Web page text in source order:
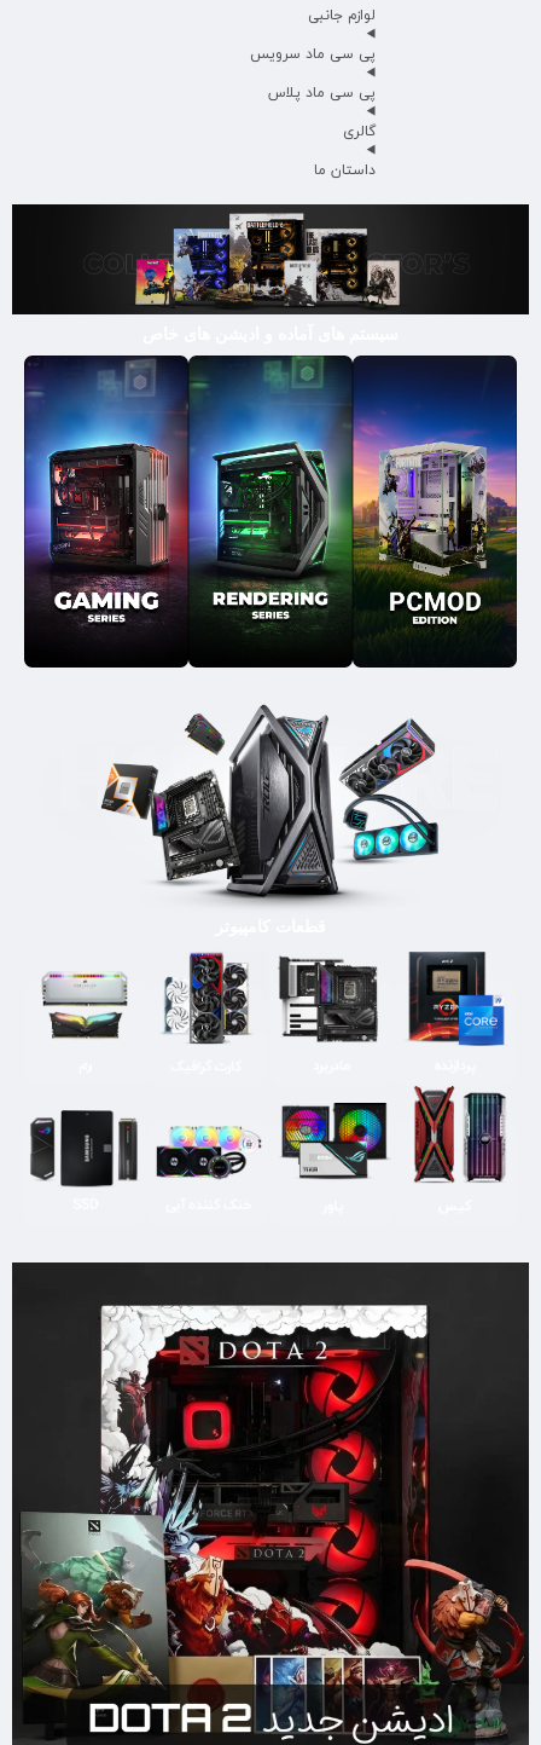
لوازم جانبی
پی سی ماد سرویس
پی سی ماد پلاس
گالری
داستان ما